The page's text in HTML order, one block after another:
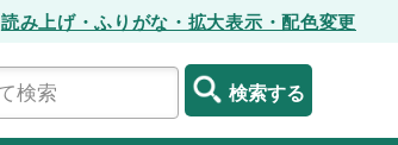
読み上げ・ふりがな・拡大表示・配色変更
検索する